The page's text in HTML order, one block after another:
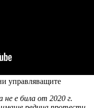
управляващите
не е била от 2020 г.